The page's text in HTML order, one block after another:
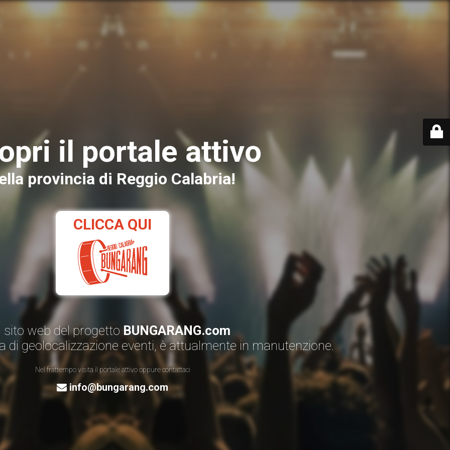
il portale attivo
provincia di Reggio Calabria!
CLICCA QUI
sito web del progetto BUNGARANG.com
di geolocalizzazione eventi, è attualmente in manutenzione.
Nel frattempo visita il portale attivo oppure contattaci
info@bungarang.com